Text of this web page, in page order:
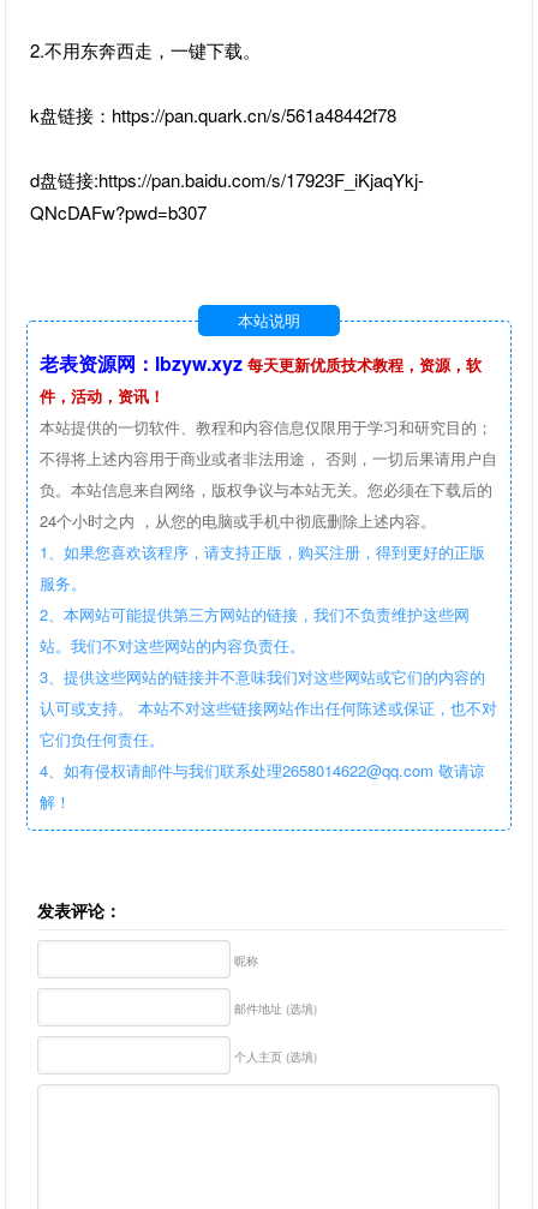
2.不用东奔西走，一键下载。
k盘链接：https://pan.quark.cn/s/561a48442f78
d盘链接:https://pan.baidu.com/s/17923F_iKjaqYkj-
QNcDAFw?pwd=b307
本站说明
老表资源网：lbzyw.xyz 每天更新优质技术教程，资源，软
件，活动，资讯！
本站提供的一切软件、教程和内容信息仅限用于学习和研究目的；
不得将上述内容用于商业或者非法用途， 否则，一切后果请用户自
负。本站信息来自网络，版权争议与本站无关。您必须在下载后的
24个小时之内 ，从您的电脑或手机中彻底删除上述内容。
1、如果您喜欢该程序，请支持正版，购买注册，得到更好的正版
服务。
2、本网站可能提供第三方网站的链接，我们不负责维护这些网
站。我们不对这些网站的内容负责任。
3、提供这些网站的链接并不意味我们对这些网站或它们的内容的
认可或支持。 本站不对这些链接网站作出任何陈述或保证，也不对
它们负任何责任。
4、如有侵权请邮件与我们联系处理2658014622@qq.com 敬请谅
解！
发表评论：
昵称
邮件地址 (选填)
个人主页 (选填)